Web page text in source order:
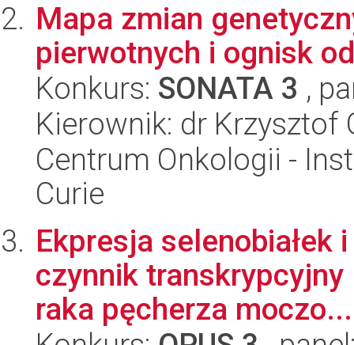
Mapa zmian
pierwotnych i ognisk
Konkurs: SONATA 3 ,
Kierownik: dr Krzysztof
Centrum Onkologii -
Curie
Ekpresja selenobiałek
czynnik
raka pęcherza moczo...